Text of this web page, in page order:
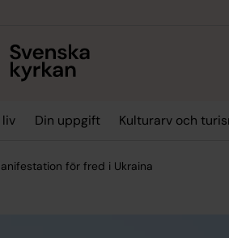
liv Din uppgift Kulturarv och
för fred i Ukraina